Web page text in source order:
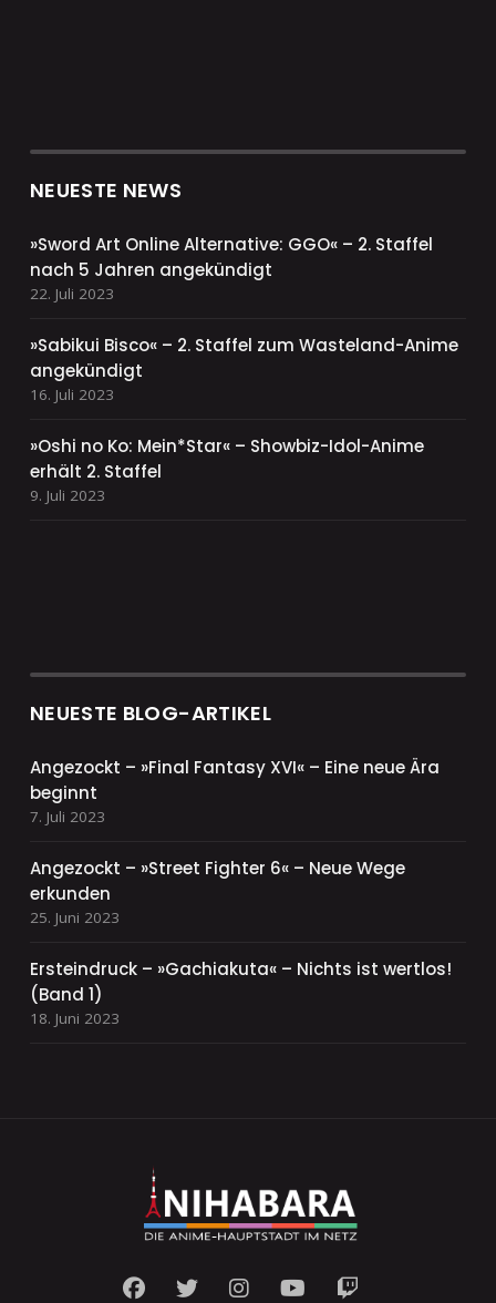
NEUESTE NEWS
»Sword Art Online Alternative: GGO« – 2. Staffel
nach 5 Jahren angekündigt
22. Juli 2023
»Sabikui Bisco« – 2. Staffel zum Wasteland-Anime
angekündigt
16. Juli 2023
»Oshi no Ko: Mein*Star« – Showbiz-Idol-Anime
erhält 2. Staffel
9. Juli 2023
NEUESTE BLOG-ARTIKEL
Angezockt – »Final Fantasy XVI« – Eine neue Ära
beginnt
7. Juli 2023
Angezockt – »Street Fighter 6« – Neue Wege
erkunden
25. Juni 2023
Ersteindruck – »Gachiakuta« – Nichts ist wertlos!
(Band 1)
18. Juni 2023